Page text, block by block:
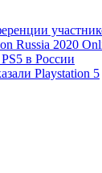
Russia 2020
в России
Playstation 5